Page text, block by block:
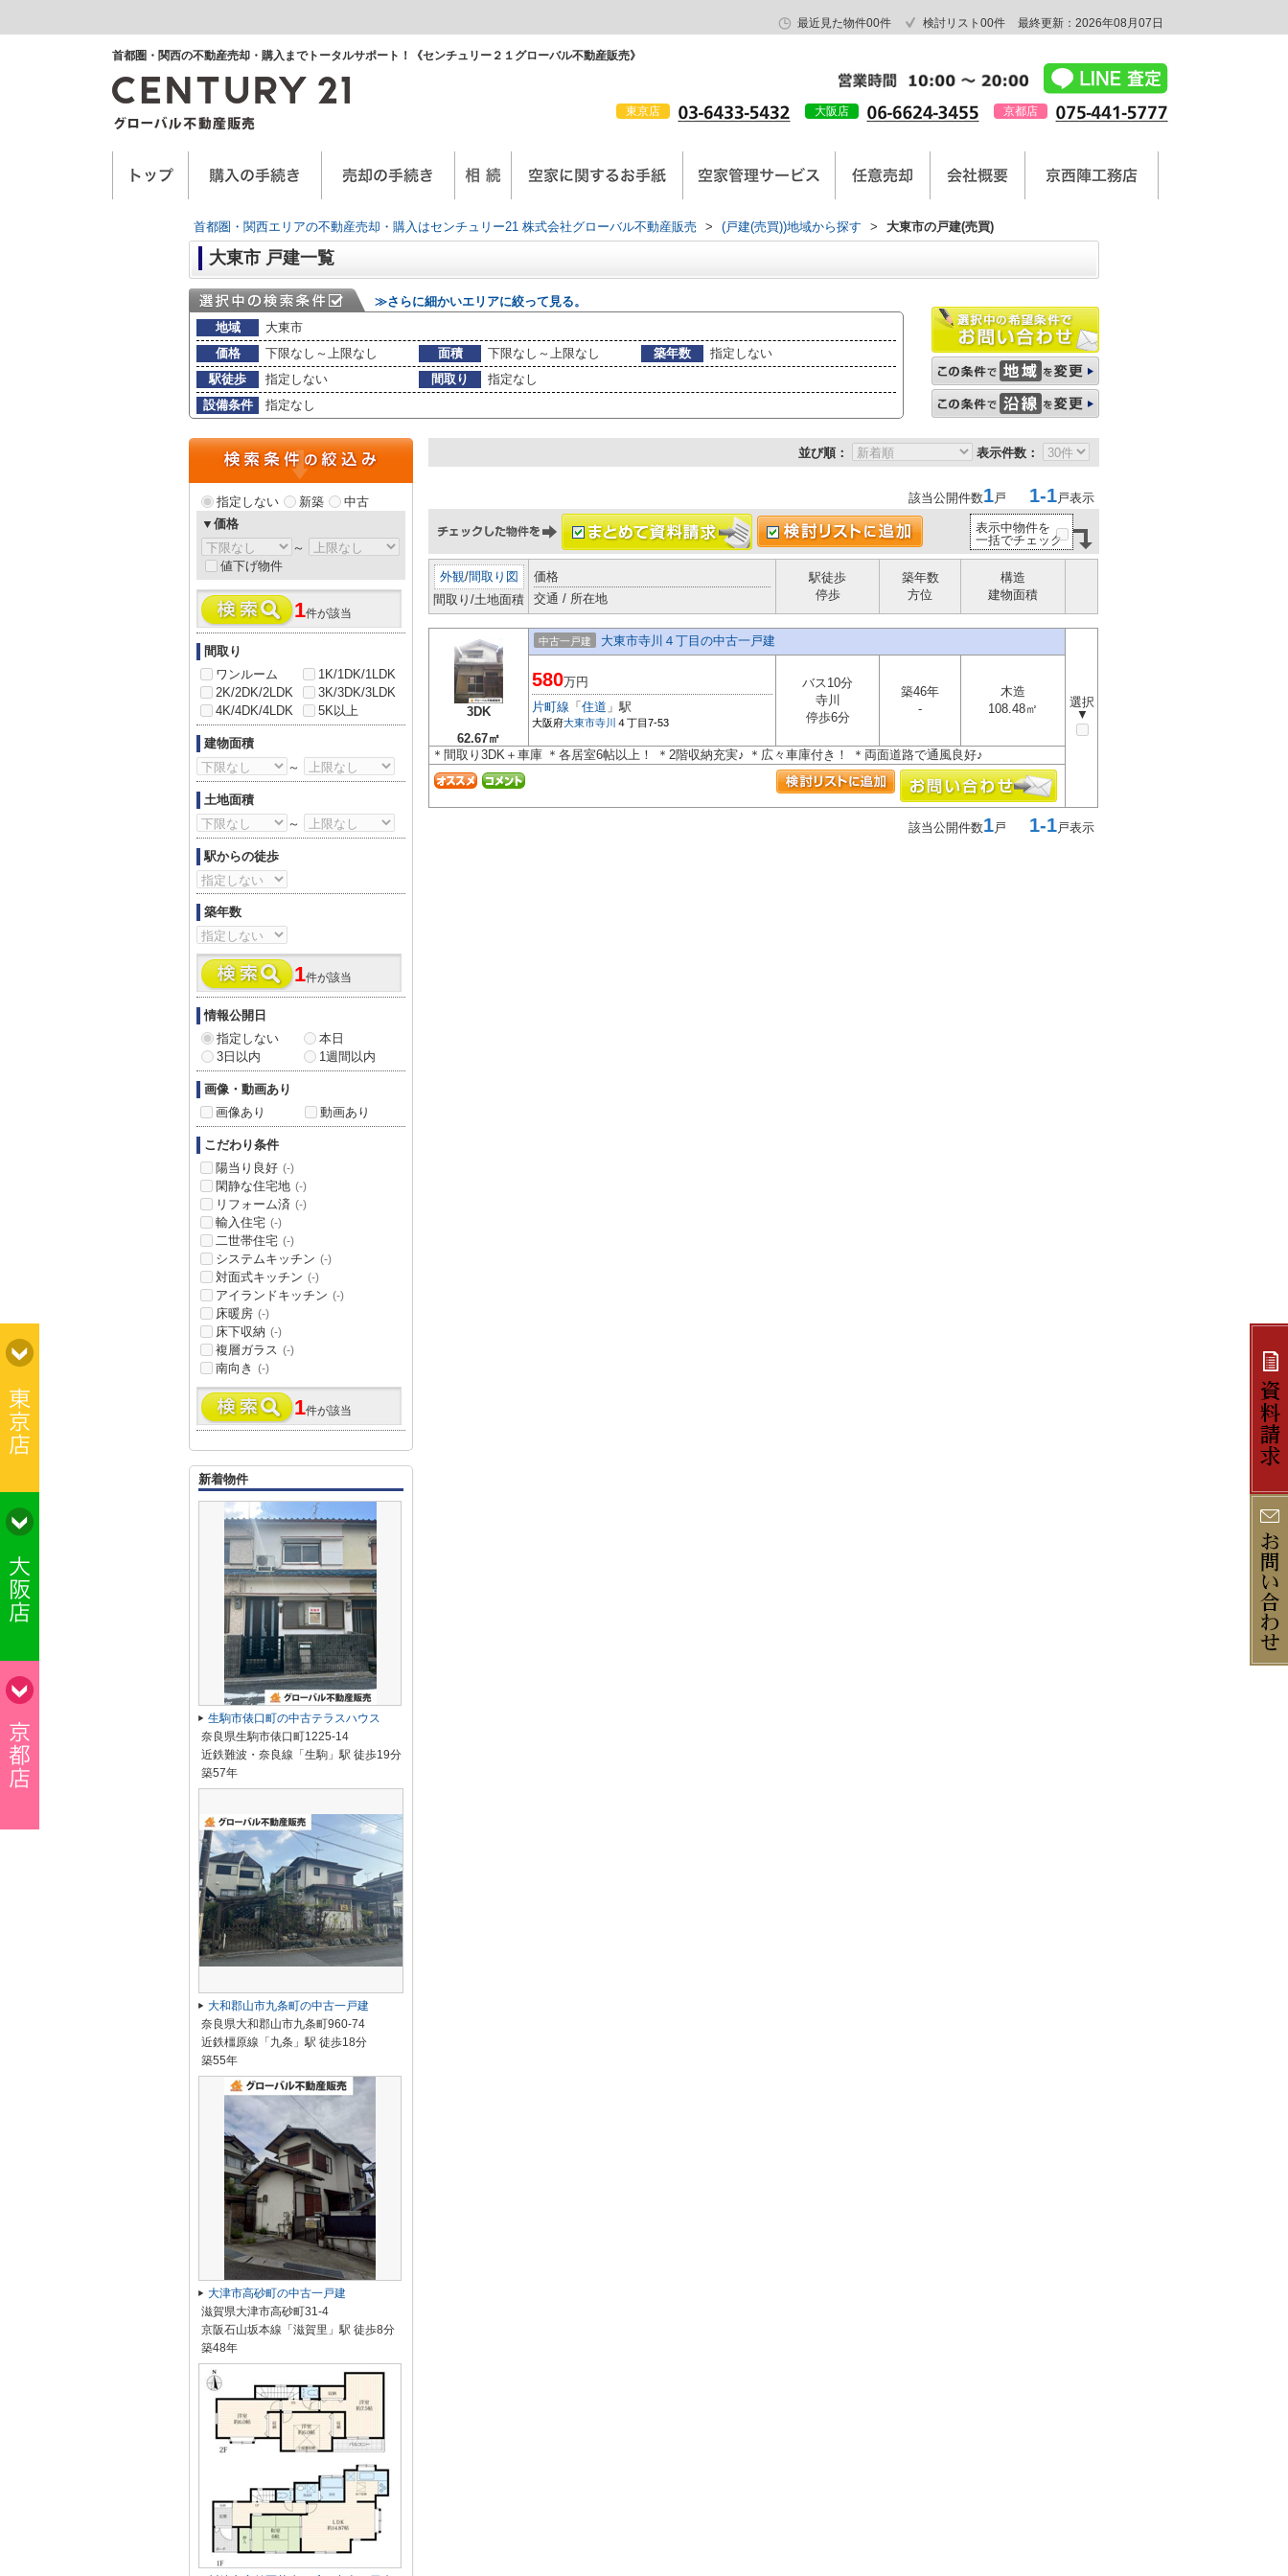
最近見た物件00件 検討リスト 00件 最終更新：2026年08月07日
首都圏・関西の不動産売却・購入までトータルサポート！《センチュリー２１グローバル不動産販売》
東京店 大阪店 京都店
首都圏・関西エリアの不動産売却・購入はセンチュリー21 株式会社グローバル不動産販売 > (戸建(売買))地域から探す > 大東市の戸建(売買)
大東市 戸建一覧
≫さらに細かいエリアに絞って見る。
地域
大東市
価格
下限なし～上限なし 面積 下限なし～上限なし 築年数
指定しない
駅徒歩
指定しない 間取り
指定なし
設備条件
指定なし
並び順： 表示件数：
該当公開件数1戸 1-1戸表示
表示中物件を
一括でチェック
外観/間取り図
間取り/土地面積
価格
交通 / 所在地
駅徒歩
停歩
築年数
方位
構造
建物面積
3DK
62.67㎡
中古一戸建 大東市寺川４丁目の中古一戸建
選択
▼
580万円
片町線 「 住道 」駅
大阪府大東市寺川 ４丁目7-53
バス10分
寺川
停歩6分
築46年
-
木造
108.48㎡
＊間取り3DK＋車庫 ＊各居室6帖以上！ ＊2階収納充実♪ ＊広々車庫付き！ ＊両面道路で通風良好♪
該当公開件数1戸 1-1戸表示
指定しない 新築
中古
▼価格
～
値下げ物件
1件が該当
間取り
ワンルーム
1K/1DK/1LDK
2K/2DK/2LDK
3K/3DK/3LDK
4K/4DK/4LDK
5K以上
建物面積
～
土地面積
～
駅からの徒歩
築年数
1件が該当
情報公開日
指定しない
本日
3日以内
1週間以内
画像・動画あり
画像あり
動画あり
こだわり条件
陽当り良好 (-)
閑静な住宅地 (-)
リフォーム済 (-)
輸入住宅 (-)
二世帯住宅 (-)
システムキッチン (-)
対面式キッチン (-)
アイランドキッチン (-)
床暖房 (-)
床下収納 (-)
複層ガラス (-)
南向き (-)
1件が該当
新着物件
生駒市俵口町の中古テラスハウス
奈良県生駒市俵口町1225-14
近鉄難波・奈良線「生駒」駅 徒歩19分
築57年
大和郡山市九条町の中古一戸建
奈良県大和郡山市九条町960-74
近鉄橿原線「九条」駅 徒歩18分
築55年
大津市高砂町の中古一戸建
滋賀県大津市高砂町31-4
京阪石山坂本線「滋賀里」駅 徒歩8分
築48年